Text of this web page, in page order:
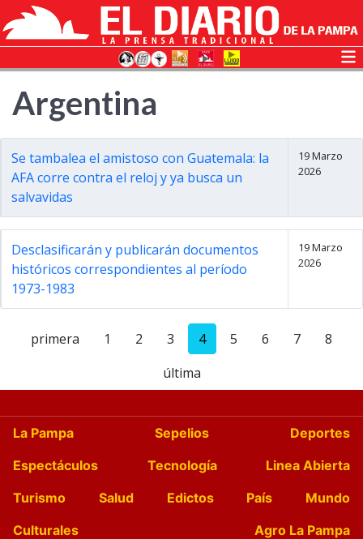
Argentina
Se tambalea el amistoso con Guatemala: la
AFA corre contra el reloj y ya busca un
salvavidas
19 Marzo
2026
Desclasificarán y publicarán documentos
históricos correspondientes al período
1973-1983
19 Marzo
2026
primera 1 2 3 4 5 6 7
8
última
La Pampa Sepelios
Deportes
Espectáculos
Tecnología
Linea Abierta
Turismo
Salud Edictos País
Mundo
Culturales
Agro La Pampa